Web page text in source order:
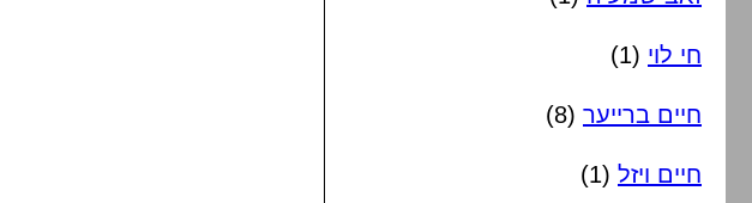
חי לוי (1)
חיים ברייער (8)
חיים ויזל (1)